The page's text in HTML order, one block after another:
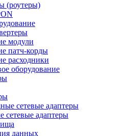
(роутеры)
модули
патч-корды
расходники
оборудование
сетевые адаптеры
сетевые адаптеры
данных